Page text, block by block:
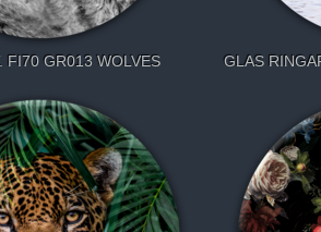
FI70 GR013 WOLVES GLAS